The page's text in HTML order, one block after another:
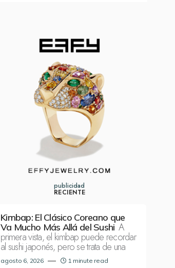
publicidad
RECIENTE
Kimbap: El Clásico Coreano que
Va Mucho Más Allá del Sushi A
primera vista, el kimbap puede recordar
al sushi japonés, pero se trata de una
agosto 6, 2026 1 minute read